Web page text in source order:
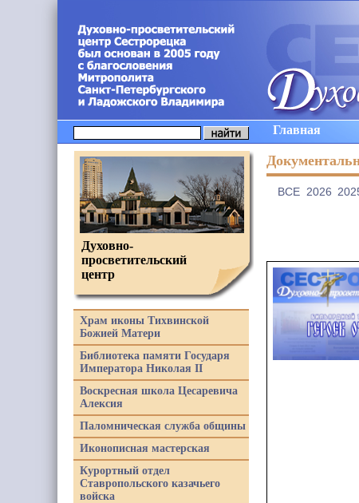
Главная
ВCE 2026
Духовно-
просветительский
центр
Храм иконы Тихвинской
Божией Матери
Библиотека памяти Государя
Императора Николая II
Воскресная школа Цесаревича
Алексия
Паломническая служба общины
Иконописная мастерская
Курортный отдел
Ставропольского казачьего
войска